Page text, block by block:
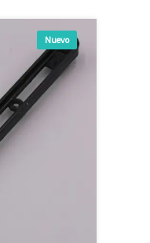
Nuevo